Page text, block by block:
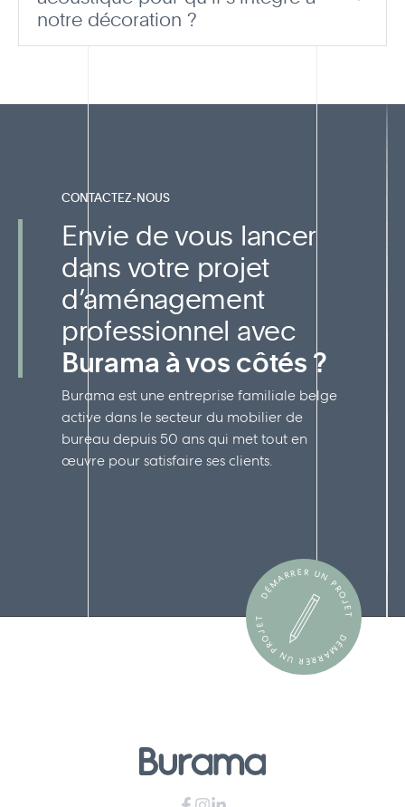
notre décoration ?
CONTACTEZ-NOUS
Envie de vous lancer
dans votre projet
d’aménagement
professionnel avec
Burama à vos côtés ?
Burama est une entreprise familiale belge
active dans le secteur du mobilier de
bureau depuis 50 ans qui met tout en
œuvre pour satisfaire ses clients.
DÉMARRER UN PROJET
DÉMARRER UN PROJET